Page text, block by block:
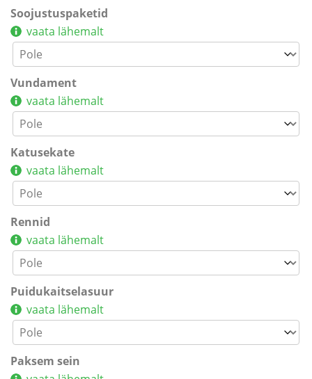
Soojustuspaketid
vaata lähemalt
Vundament
vaata lähemalt
Katusekate
vaata lähemalt
Rennid
vaata lähemalt
Puidukaitselasuur
vaata lähemalt
Paksem sein